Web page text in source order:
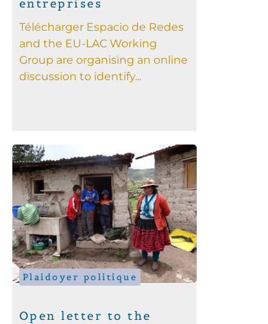
entreprises
Télécharger Espacio de Redes
and the EU-LAC Working
Group are organising an online
discussion to identify...
Plaidoyer politique
Open letter to the